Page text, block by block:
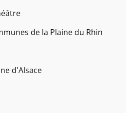
de la Plaine du Rhin
d'Alsace